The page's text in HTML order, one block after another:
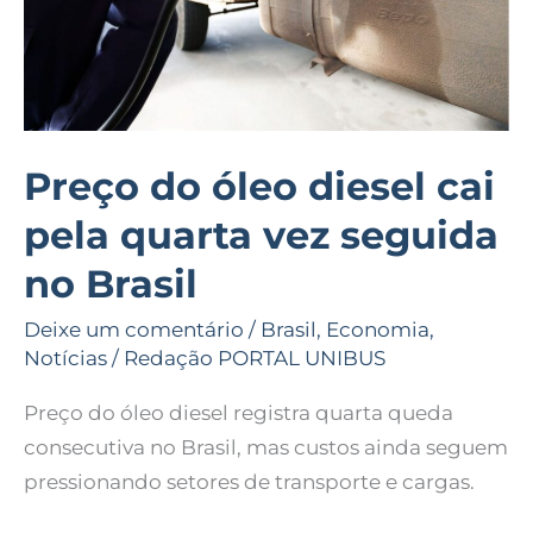
Preço do óleo diesel cai
pela quarta vez seguida
no Brasil
Deixe um comentário / Brasil, Economia,
Notícias / Redação PORTAL UNIBUS
Preço do óleo diesel registra quarta queda
consecutiva no Brasil, mas custos ainda seguem
pressionando setores de transporte e cargas.
seguida
Brasil